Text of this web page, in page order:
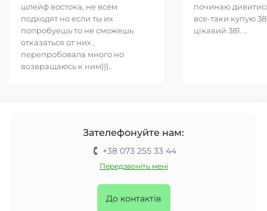
шлейф востока, не всем
подходят но если ты их
попробуешь то не сможешь
отказаться от них ,
перепробовала много но
возвращаюсь к ним)))..
починаю
все-таки купую
цікавий 381. ..
Зателефонуйте нам:
+38 073 255 33 44
Передзвоніть мені
До контактів